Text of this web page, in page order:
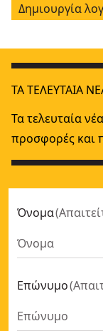
Δημιουργία
ΤΑ ΤΕΛΕΥΤΑΊΑ
Τα τελευταία
προσφορές και
Όνομα(
Επώνυμο(